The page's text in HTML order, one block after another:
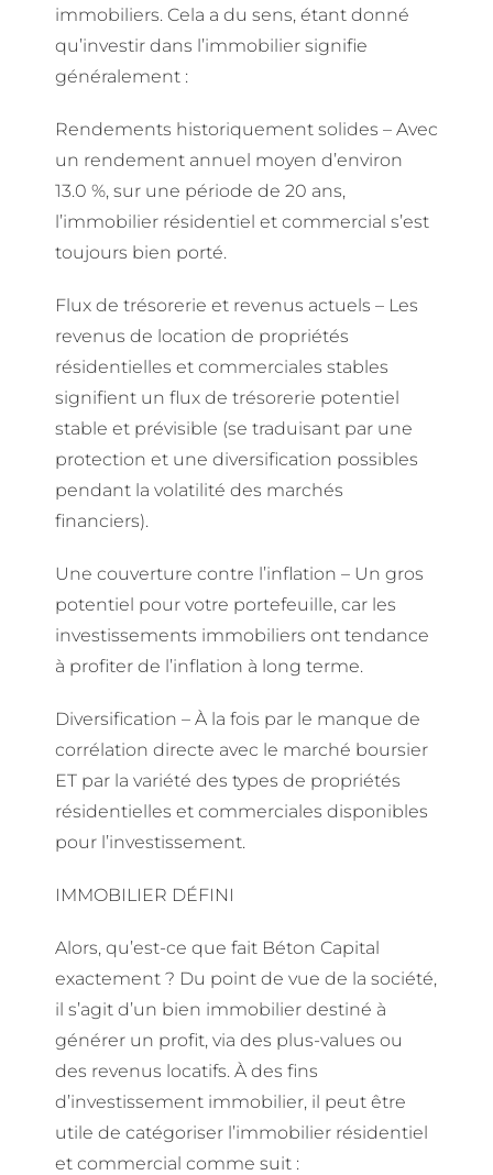
immobiliers. Cela a du sens, étant donné
qu’investir dans l’immobilier signifie
généralement :
Rendements historiquement solides – Avec
un rendement annuel moyen d’environ
13.0 %, sur une période de 20 ans,
l’immobilier résidentiel et commercial s’est
toujours bien porté.
Flux de trésorerie et revenus actuels – Les
revenus de location de propriétés
résidentielles et commerciales stables
signifient un flux de trésorerie potentiel
stable et prévisible (se traduisant par une
protection et une diversification possibles
pendant la volatilité des marchés
financiers).
Une couverture contre l’inflation – Un gros
potentiel pour votre portefeuille, car les
investissements immobiliers ont tendance
à profiter de l’inflation à long terme.
Diversification – À la fois par le manque de
corrélation directe avec le marché boursier
ET par la variété des types de propriétés
résidentielles et commerciales disponibles
pour l’investissement.
IMMOBILIER DÉFINI
Alors, qu’est-ce que fait Béton Capital
exactement ? Du point de vue de la société,
il s’agit d’un bien immobilier destiné à
générer un profit, via des plus-values ​​ou
des revenus locatifs. À des fins
d’investissement immobilier, il peut être
utile de catégoriser l’immobilier résidentiel
et commercial comme suit :